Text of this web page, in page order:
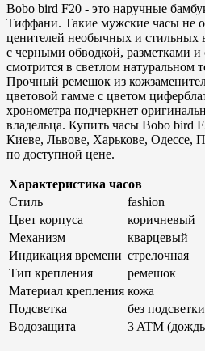
Bobo bird F20 - это наручные
Тиффани. Такие мужские часы не
ценителей необычных и стильных
с черными обводкой, разметками и
смотрится в светлом натуральном
Прочный ремешок из
цветовой гамме с цветом
хронометра подчеркнет
владельца. Купить часы Bobo bird
Киеве, Львове, Харькове, Одессе,
по доступной цене.
Характеристика часов
Стиль
fashion
Цвет корпуса
коричневый
Механизм
кварцевый
Индикация времени стрелочная
Тип крепления
ремешок
Материал крепления кожа
Подсветка
без подсветки
Водозащита
3 ATM